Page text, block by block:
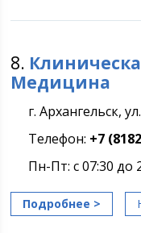
8.
Медицина
г. Архангельск,
Телефон: +7
Пн-Пт: с 07:30 до
Подробнее >